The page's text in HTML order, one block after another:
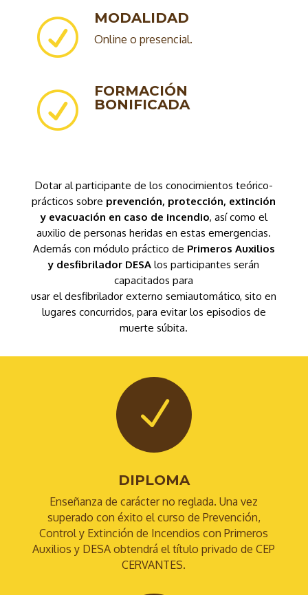
R MODALIDAD
Online o presencial.
R
FORMACIÓN
BONIFICADA
Dotar al participante de los conocimientos teórico-
prácticos sobre prevención, protección, extinción
y evacuación en caso de incendio, así como el
auxilio de personas heridas en estas emergencias.
Además con módulo práctico de Primeros Auxilios
y desfibrilador DESA los participantes serán
capacitados para
usar el desfibrilador externo semiautomático, sito en
lugares concurridos, para evitar los episodios de
muerte súbita.
N
DIPLOMA
Enseñanza de carácter no reglada. Una vez
superado con éxito el curso de Prevención,
Control y Extinción de Incendios con Primeros
Auxilios y DESA obtendrá el título privado de CEP
CERVANTES.